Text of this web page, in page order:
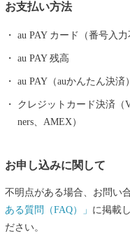
リーンの海。 住む人に、訪
お支払い方法
au PAY カード（番号入力
au PAY 残高
au PAY（auかんたん決
クレジットカード決済（
ners、AMEX）
お申し込みに関して
不明点がある場合、お問い
ある質問（FAQ）」 に掲載
ださい。